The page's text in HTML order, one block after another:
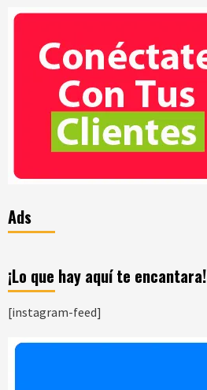
Ads
¡Lo que hay aquí te encantara!
[instagram-feed]